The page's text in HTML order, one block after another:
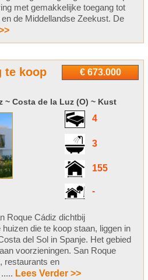
met gemakkelijke toegang tot
de Middellandse Zeekust. De
€ 673.000
te koop
~ Costa de la Luz (O) ~ Kust
4
3
155
-
Roque Cádiz dichtbij
die te koop staan, liggen in
del Sol in Spanje. Het gebied
voorzieningen. San Roque
restaurants en
Lees Verder >>